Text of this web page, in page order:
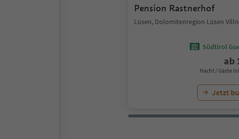
Pension Rastnerhof
Lüsen, Dolomitenregion Lüsen
Südtirol
ab
Nacht / Gäste
Jetzt